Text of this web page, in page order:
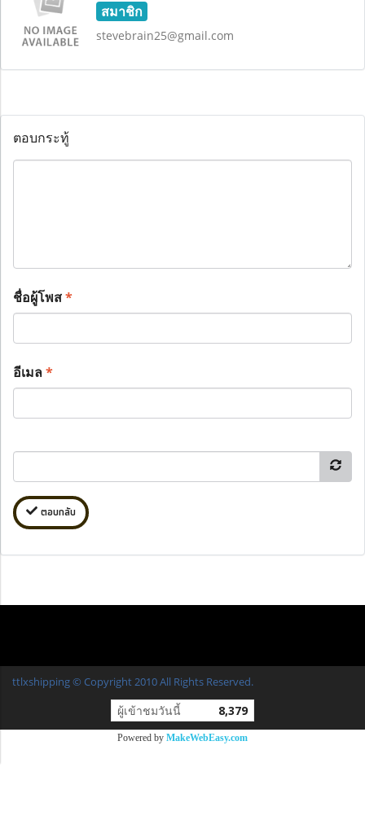
สมาชิก
stevebrain25@gmail.com
ตอบกระทู้
ชื่อผู้โพส*
อีเมล*
ตอบกลับ
ttlxshipping © Copyright 2010 All Rights Reserved.
ผู้เข้าชมวันนี้ 8,379
Powered by MakeWebEasy.com